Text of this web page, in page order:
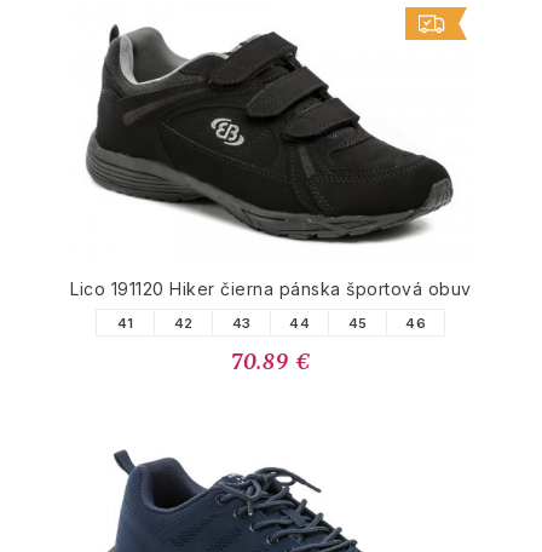
Lico 191120 Hiker čierna pánska športová obuv
41 42 43 44 45 46
70.89 €